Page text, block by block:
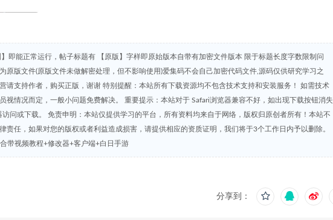
即能正常运行，帖子标题有 【原版】字样即原始版本自带有加密文件版本 限于标题长度字数限制问
原版文件(原版文件未做解密处理，但不影响使用)爱集码不会自己加密代码文件,源码仅供研究学习之
请支持作者，购买正版，谢谢 特别提醒：本站所有下载资源均不包含技术支持和安装服务！ 如需技术
视情况而定，一般小问题免费解决。 重要提示：本站对于 Safari浏览器兼容不好，如出现下载按钮消失
问或下载。 免责申明：本站仅提供学习的平台，所有资料均来自于网络，版权归原创者所有！本站不
责任，如果对您的版权或者利益造成损害，请提供相应的资质证明，我们将于3个工作日内予以删除。
带视频教程+修改器+客户端+白日手游
分享到：